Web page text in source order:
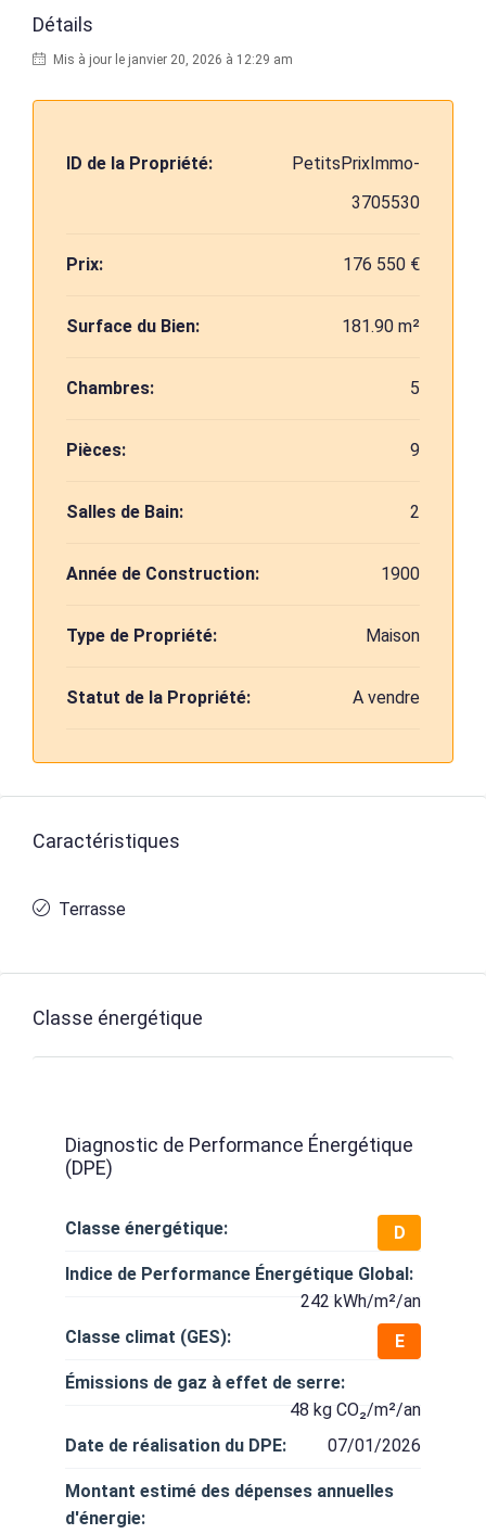
Détails
Mis à jour le janvier 20, 2026 à 12:29 am
ID de la Propriété:
PetitsPrixImmo-
3705530
Prix: 176 550 €
Surface du Bien: 181.90 m²
Chambres: 5
Pièces: 9
Salles de Bain: 2
Année de Construction: 1900
Type de Propriété: Maison
Statut de la Propriété: A vendre
Caractéristiques
Terrasse
Classe énergétique
Diagnostic de Performance Énergétique
(DPE)
Classe énergétique:
D
Indice de Performance Énergétique Global:
242 kWh/m²/an
Classe climat (GES):
E
Émissions de gaz à effet de serre:
48 kg CO₂/m²/an
Date de réalisation du DPE:
07/01/2026
Montant estimé des dépenses annuelles
d'énergie: